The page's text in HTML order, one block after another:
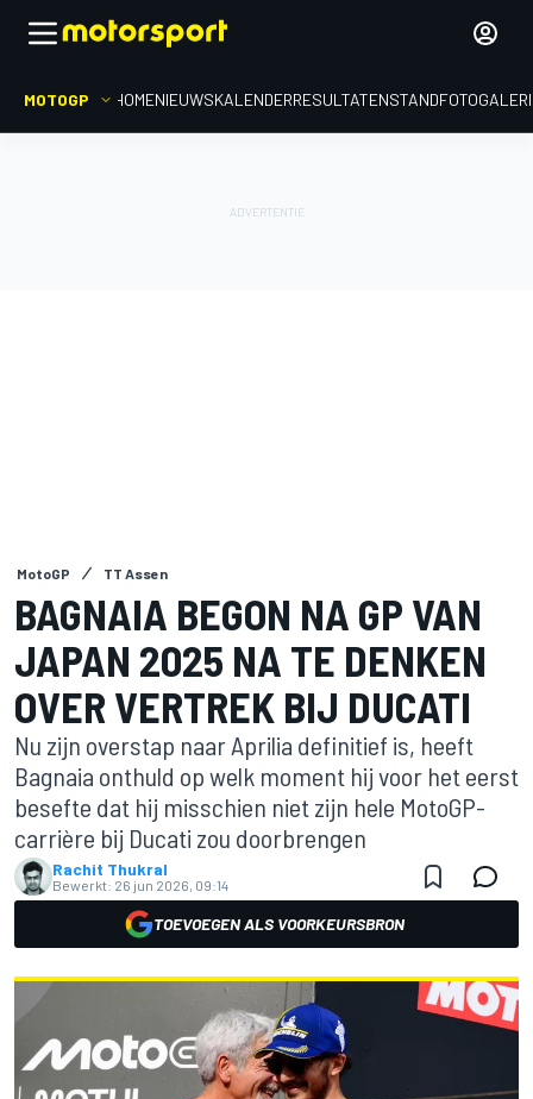
MOTOGP HOMENIEUWSKALENDERRESULTATENSTAND
MotoGP TT Assen
BAGNAIA BEGON NA GP VAN
JAPAN 2025 NA TE DENKEN
OVER VERTREK BIJ DUCATI
Nu zijn overstap naar Aprilia definitief is, heeft
Bagnaia onthuld op welk moment hij voor het eerst
besefte dat hij misschien niet zijn hele MotoGP-
carrière bij Ducati zou doorbrengen
Rachit Thukral
Bewerkt: 26 jun 2026, 09:14
TOEVOEGEN ALS VOORKEURSBRON